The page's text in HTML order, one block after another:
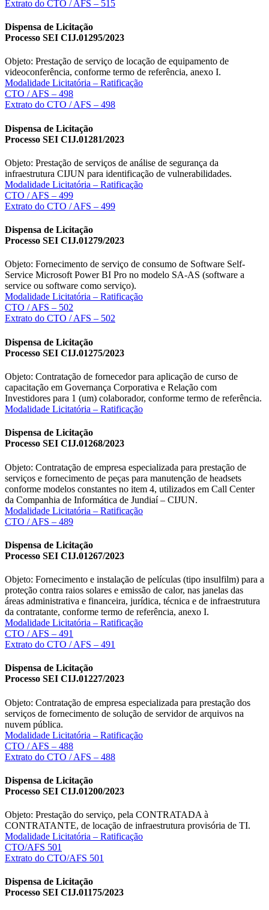
Extrato do CTO / AFS – 515
Dispensa de Licitação
Processo SEI CIJ.01295/2023
Objeto: Prestação de serviço de locação de equipamento de
videoconferência, conforme termo de referência, anexo I.
Modalidade Licitatória – Ratificação
CTO / AFS – 498
Extrato do CTO / AFS – 498
Dispensa de Licitação
Processo SEI CIJ.01281/2023
Objeto: Prestação de serviços de análise de segurança da
infraestrutura CIJUN para identificação de vulnerabilidades.
Modalidade Licitatória – Ratificação
CTO / AFS – 499
Extrato do CTO / AFS – 499
Dispensa de Licitação
Processo SEI CIJ.01279/2023
Objeto: Fornecimento de serviço de consumo de Software Self-
Service Microsoft Power BI Pro no modelo SA-AS (software a
service ou software como serviço).
Modalidade Licitatória – Ratificação
CTO / AFS – 502
Extrato do CTO / AFS – 502
Dispensa de Licitação
Processo SEI CIJ.01275/2023
Objeto: Contratação de fornecedor para aplicação de curso de
capacitação em Governança Corporativa e Relação com
Investidores para 1 (um) colaborador, conforme termo de referência.
Modalidade Licitatória – Ratificação
Dispensa de Licitação
Processo SEI CIJ.01268/2023
Objeto: Contratação de empresa especializada para prestação de
serviços e fornecimento de peças para manutenção de headsets
conforme modelos constantes no item 4, utilizados em Call Center
da Companhia de Informática de Jundiaí – CIJUN.
Modalidade Licitatória – Ratificação
CTO / AFS – 489
Dispensa de Licitação
Processo SEI CIJ.01267/2023
Objeto: Fornecimento e instalação de películas (tipo insulfilm) para a
proteção contra raios solares e emissão de calor, nas janelas das
áreas administrativa e financeira, jurídica, técnica e de infraestrutura
da contratante, conforme termo de referência, anexo I.
Modalidade Licitatória – Ratificação
CTO / AFS – 491
Extrato do CTO / AFS – 491
Dispensa de Licitação
Processo SEI CIJ.01227/2023
Objeto: Contratação de empresa especializada para prestação dos
serviços de fornecimento de solução de servidor de arquivos na
nuvem pública.
Modalidade Licitatória – Ratificação
CTO / AFS – 488
Extrato do CTO / AFS – 488
Dispensa de Licitação
Processo SEI CIJ.01200/2023
Objeto: Prestação do serviço, pela CONTRATADA à
CONTRATANTE, de locação de infraestrutura provisória de TI.
Modalidade Licitatória – Ratificação
CTO/AFS 501
Extrato do CTO/AFS 501
Dispensa de Licitação
Processo SEI CIJ.01175/2023